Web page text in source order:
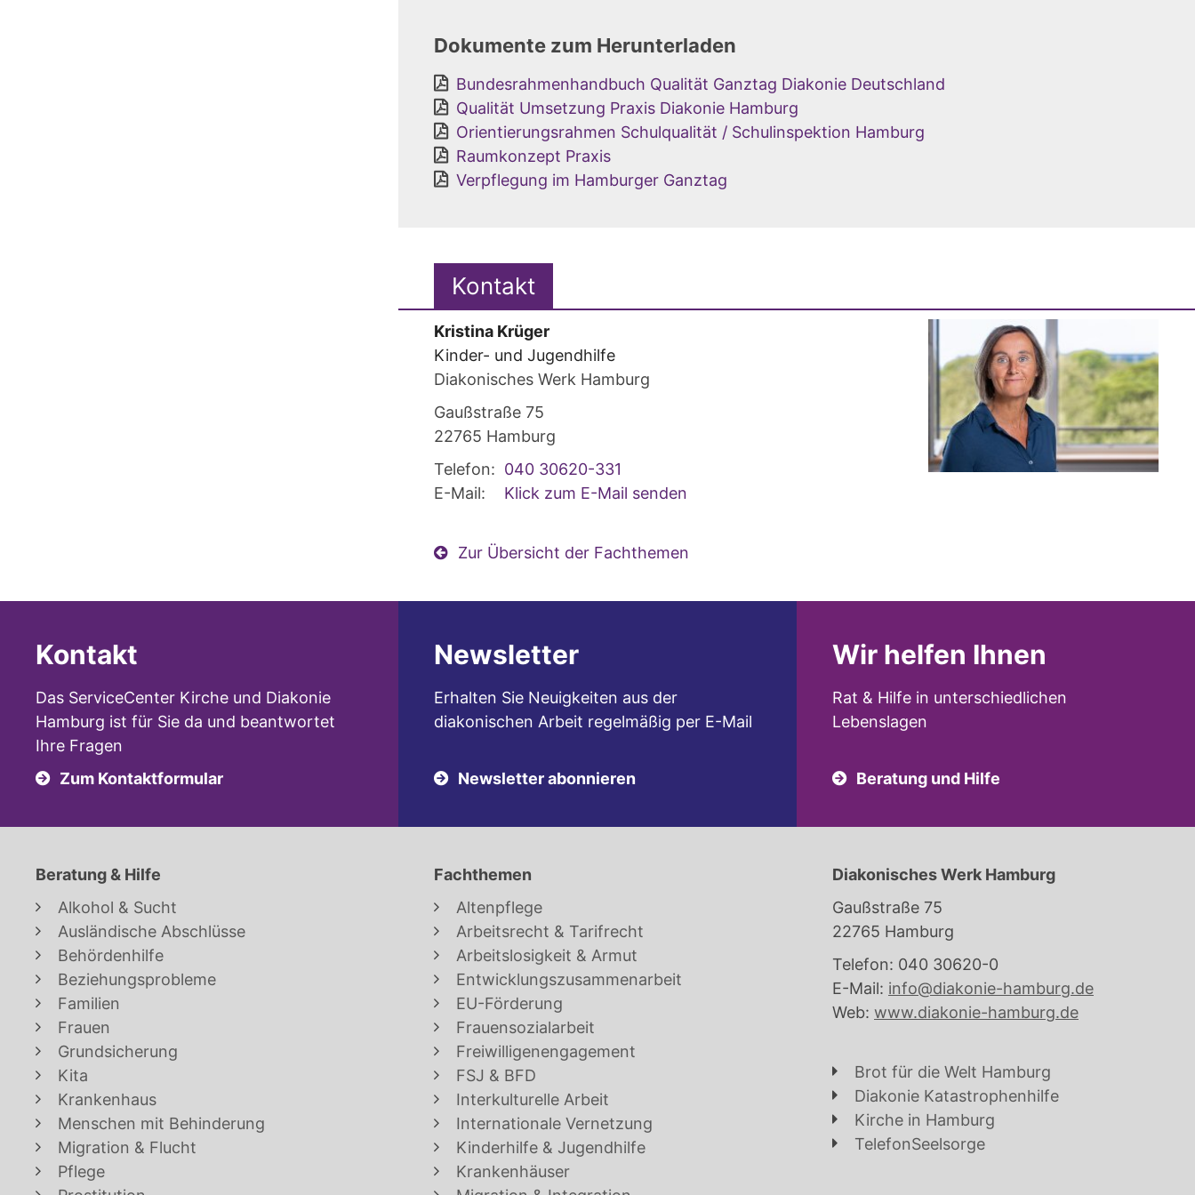
Dokumente zum Herunterladen
Bundesrahmenhandbuch Qualität Ganztag Diakonie Deutschland
Qualität Umsetzung Praxis Diakonie Hamburg
Orientierungsrahmen Schulqualität / Schulinspektion Hamburg
Raumkonzept Praxis
Verpflegung im Hamburger Ganztag
Kontakt
Kristina Krüger
Kinder- und Jugendhilfe
Diakonisches Werk Hamburg
Gaußstraße 75
22765 Hamburg
Telefon: 040 30620-331
E-Mail:
Klick zum E-Mail senden
Zur Übersicht der Fachthemen
Kontakt
Das ServiceCenter Kirche und Diakonie
Hamburg ist für Sie da und beantwortet
Ihre Fragen
Zum Kontaktformular
Newsletter
Erhalten Sie Neuigkeiten aus der
diakonischen Arbeit regelmäßig per E-Mail
Newsletter abonnieren
Wir helfen Ihnen
Rat & Hilfe in unterschiedlichen
Lebenslagen
Beratung und Hilfe
Beratung & Hilfe
Alkohol & Sucht
Ausländische Abschlüsse
Behördenhilfe
Beziehungsprobleme
Familien
Frauen
Grundsicherung
Kita
Krankenhaus
Menschen mit Behinderung
Migration & Flucht
Pflege
Fachthemen
Altenpflege
Arbeitsrecht & Tarifrecht
Arbeitslosigkeit & Armut
Entwicklungszusammenarbeit
EU-Förderung
Frauensozialarbeit
Freiwilligenengagement
FSJ & BFD
Interkulturelle Arbeit
Internationale Vernetzung
Kinderhilfe & Jugendhilfe
Krankenhäuser
Diakonisches Werk Hamburg
Gaußstraße 75
22765 Hamburg
Telefon: 040 30620-0
E-Mail: info@diakonie-hamburg.de
Web: www.diakonie-hamburg.de
Brot für die Welt Hamburg
Diakonie Katastrophenhilfe
Kirche in Hamburg
TelefonSeelsorge